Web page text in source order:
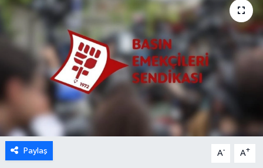
Paylaş A- A+
GİRNE
GÜNDEM
GÜNEY KIBRIS
İÇ HABERLER
KÜLTÜR SANAT